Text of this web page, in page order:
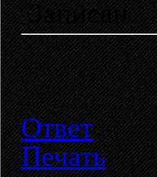
Записан
Ответ
Печать